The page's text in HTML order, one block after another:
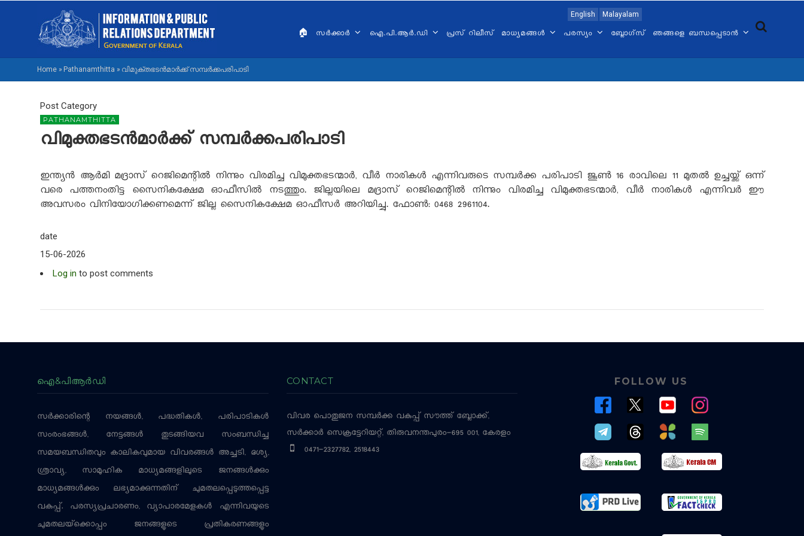
English Malayalam
NAVIGATION
🏠 സർക്കാർ ഐ.പി.ആർ.ഡി പ്രസ് റിലീസ് മാധ്യമങ്ങൾ പരസ്യം ബ്ലോഗ്സ് ഞങ്ങളെ ബന്ധപ്പെടാൻ
BREADCRUMB
Home » Pathanamthitta » വിമുക്തഭടന്‍മാര്‍ക്ക് സമ്പര്‍ക്കപരിപാടി
Post Category
PATHANAMTHITTA
വിമുക്തഭടന്‍മാര്‍ക്ക് സമ്പര്‍ക്കപരിപാടി
ഇന്ത്യന്‍ ആര്‍മി മദ്രാസ് റെജിമെന്റില്‍ നിന്നും വിരമിച്ച വിമുക്തഭടന്മാര്‍, വീര്‍ നാരികള്‍ എന്നിവരുടെ സമ്പര്‍ക്ക പരിപാടി ജൂണ്‍ 16 രാവിലെ 11 മുതല്‍ ഉച്ചയ്ക്ക് ഒന്ന്
വരെ പത്തനംതിട്ട സൈനികക്ഷേമ ഓഫീസില്‍ നടത്തും. ജില്ലയിലെ മദ്രാസ് റെജിമെന്റില്‍ നിന്നും വിരമിച്ച വിമുക്തഭടന്മാര്‍, വീര്‍ നാരികള്‍ എന്നിവര്‍ ഈ
അവസരം വിനിയോഗിക്കണമെന്ന് ജില്ല സൈനികക്ഷേമ ഓഫീസര്‍ അറിയിച്ചു. ഫോണ്‍: 0468 2961104.
date
15-06-2026
Log in to post comments
ഐ&പിആര്‍ഡി
സര്‍ക്കാരിന്റെ നയങ്ങള്‍, പദ്ധതികള്‍, പരിപാടികള്‍
സംരംഭങ്ങള്‍, നേട്ടങ്ങള്‍ തുടങ്ങിയവ സംബന്ധിച്ച
സമയബന്ധിതവും കാലികവുമായ വിവരങ്ങള്‍ അച്ചടി, ദൃശ്യ,
ശ്രാവ്യ, സാമൂഹിക മാധ്യമങ്ങളിലൂടെ ജനങ്ങള്‍ക്കും
മാധ്യമങ്ങള്‍ക്കും ലഭ്യമാക്കുന്നതിന് ചുമതലപ്പെടുത്തപ്പെട്ട
വകുപ്പ്. പരസ്യപ്രചാരണം, വ്യാപാരമേളകള്‍ എന്നിവയുടെ
ചുമതലയ്‌ക്കൊപ്പം ജനങ്ങളുടെ പ്രതികരണങ്ങളും
CONTACT
വിവര പൊതുജന സമ്പര്‍ക്ക വകുപ്പ് സൗത്ത് ബ്ലോക്ക്,
സര്‍ക്കാര്‍ സെക്രട്ടേറിയറ്റ്, തിരുവനന്തപുരം-695 001, കേരളം
0471-2327782, 2518443
FOLLOW US